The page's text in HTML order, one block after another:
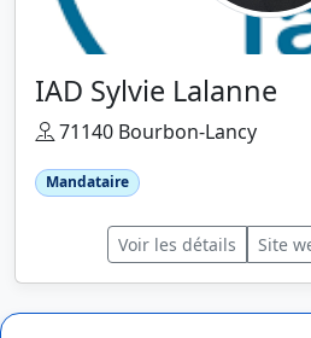
IAD Sylvie Lalanne
71140 Bourbon-Lancy
Mandataire
Voir les détails Site